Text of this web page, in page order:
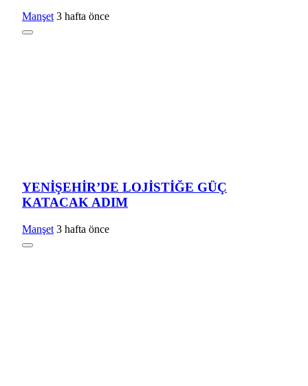
Manşet 3 hafta önce
YENİŞEHİR’DE LOJİSTİĞE GÜÇ
KATACAK ADIM
Manşet 3 hafta önce